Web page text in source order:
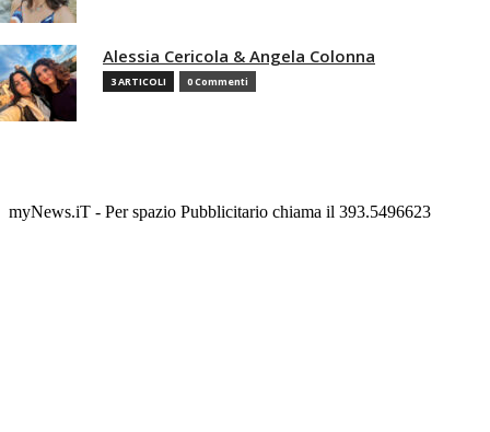
Alessia Cericola & Angela Colonna
3 ARTICOLI 0 Commenti
myNews.iT - Per spazio Pubblicitario chiama il 393.5496623